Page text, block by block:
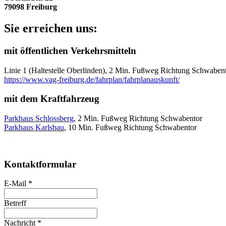
79098 Freiburg
Sie erreichen uns:
mit öffentlichen Verkehrsmitteln
Linie 1 (Haltestelle Oberlinden), 2 Min. Fußweg Richtung
https://www.vag-freiburg.de/fahrplan/fahrplanauskunft/
mit dem Kraftfahrzeug
Parkhaus Schlossberg, 2 Min. Fußweg Richtung Schwabentor
Parkhaus Karlsbau, 10 Min. Fußweg Richtung Schwabentor
Kontaktformular
E-Mail *
Betreff
Nachricht *